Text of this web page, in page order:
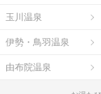
玉川温泉
伊勢・鳥羽温泉
由布院温泉